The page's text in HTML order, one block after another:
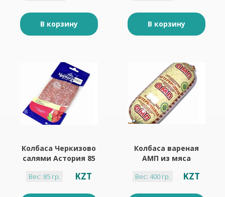
В корзину В корзину
Колбаса Черкизово
салями Астория 85
Вес: 85 гр. KZT
Колбаса вареная
АМП из мяса
Вес: 400 гр. KZT